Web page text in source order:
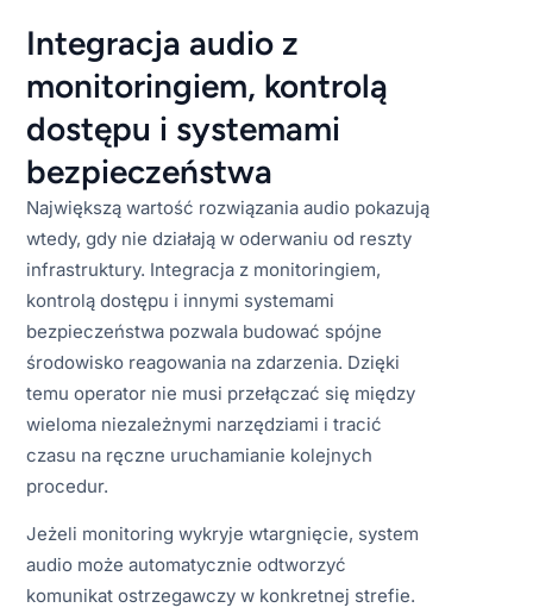
Integracja audio z
monitoringiem, kontrolą
dostępu i systemami
bezpieczeństwa
Największą wartość rozwiązania audio pokazują
wtedy, gdy nie działają w oderwaniu od reszty
infrastruktury. Integracja z monitoringiem,
kontrolą dostępu i innymi systemami
bezpieczeństwa pozwala budować spójne
środowisko reagowania na zdarzenia. Dzięki
temu operator nie musi przełączać się między
wieloma niezależnymi narzędziami i tracić
czasu na ręczne uruchamianie kolejnych
procedur.
Jeżeli monitoring wykryje wtargnięcie, system
audio może automatycznie odtworzyć
komunikat ostrzegawczy w konkretnej strefie.